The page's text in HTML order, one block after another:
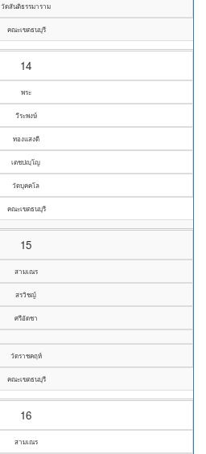
วัดสันติธรรมาราม
คณะเขตธนบุรี
14
พระ
วีระพงษ์
ทองแสงดี
เตชปญฺโญ
วัดบุคคโล
คณะเขตธนบุรี
15
สามเณร
สรวิชญ์
ศรีอัดชา
วัดราชคฤห์
คณะเขตธนบุรี
16
สามเณร